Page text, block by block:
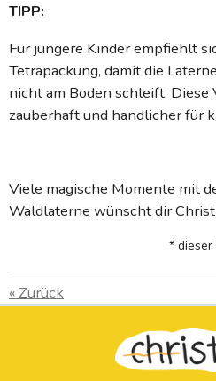
TIPP:
Für jüngere Kinder empfiehlt
Tetrapackung, damit die
nicht am Boden schleift. Diese
zauberhaft und handlicher für
Viele magische Momente mit
Waldlaterne wünscht dir
*
«Zurück